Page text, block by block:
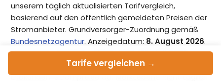
unserem täglich aktualisierten Tarifvergleich,
basierend auf den öffentlich gemeldeten Preisen der
Stromanbieter. Grundversorger-Zuordnung gemäß
Bundesnetzagentur. Anzeigedatum: 8. August 2026.
Strompreis-Snapshot dieser Seite:28. Juli 2026
(Tarif-Daten werden monatlich aktualisiert, da sich
Endkunden-Strompreise auf Marktebene nicht täglich
Tarifevergleichen →